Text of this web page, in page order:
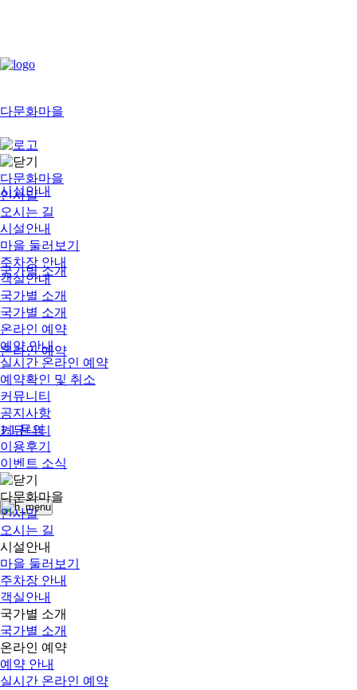
다문화마을
시설안내
국가별 소개
온라인 예약
커뮤니티
로그
인
다문화마을
인사말
오시는 길
시설안내
마을 둘러보기
주차장 안내
객실안내
국가별 소개
국가별 소개
온라인 예약
예약 안내
실시간 온라인 예약
예약확인 및 취소
커뮤니티
공지사항
1:1 문의
이용후기
이벤트 소식
다문화마을
인사말
오시는 길
시설안내
마을 둘러보기
주차장 안내
객실안내
국가별 소개
국가별 소개
온라인 예약
예약 안내
실시간 온라인 예약